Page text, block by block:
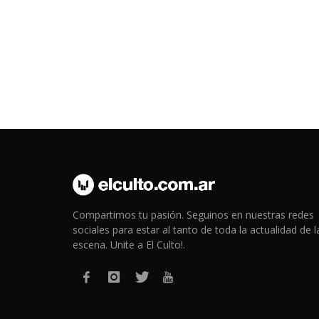
Compartimos tu pasión. Seguinos en nuestras redes
sociales para estar al tanto de toda la actualidad de
escena. Unite a El Culto!.